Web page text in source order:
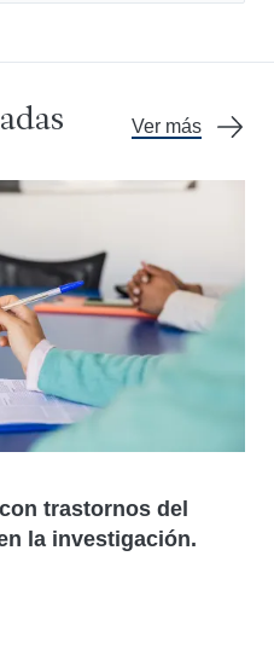
Ver más
trastornos del
la investigación.